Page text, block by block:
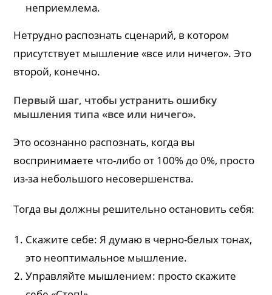
неприемлема.
Нетрудно распознать сценарий, в котором
присутствует мышление «все или ничего». Это
второй, конечно.
Первый шаг, чтобы устранить ошибку
мышления типа «все или ничего».
Это осознанно распознать, когда вы
воспринимаете что-либо от 100% до 0%, просто
из-за небольшого несовершенства.
Тогда вы должны решительно остановить себя:
Скажите себе: Я думаю в черно-белых тонах,
это неоптимальное мышление.
Управляйте мышлением: просто скажите